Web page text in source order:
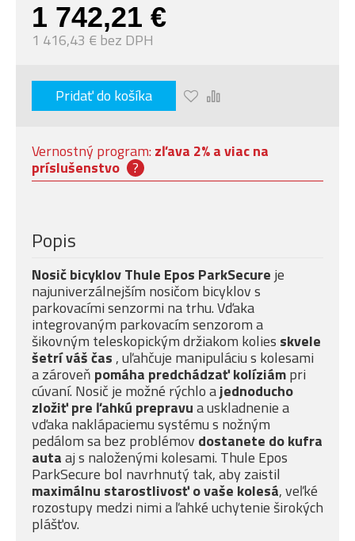
1 742,21 €
1 416,43 € bez DPH
Pridať do košíka
Vernostný program: zľava 2% a viac na
príslušenstvo ?
Popis
Nosič bicyklov Thule Epos ParkSecure je
najuniverzálnejším nosičom bicyklov s
parkovacími senzormi na trhu. Vďaka
integrovaným parkovacím senzorom a
šikovným teleskopickým držiakom kolies skvele
šetrí váš čas , uľahčuje manipuláciu s kolesami
a zároveň pomáha predchádzať kolíziámpri
cúvaní. Nosič je možné rýchlo ajednoducho
zložiť pre ľahkú prepravua uskladnenie a
vďaka naklápaciemu systému s nožným
pedálom sa bez problémov dostanete do kufra
autaaj s naloženými kolesami. Thule Epos
ParkSecure bol navrhnutý tak, aby zaistil
maximálnu starostlivosť o vaše kolesá, veľké
rozostupy medzi nimi a ľahké uchytenie širokých
plášťov.